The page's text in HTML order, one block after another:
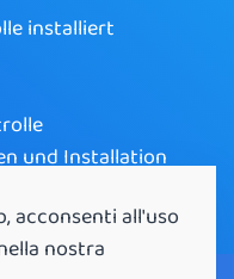
installiert
und Installation
acconsenti all'uso
nostra